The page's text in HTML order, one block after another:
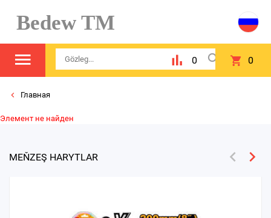
Bedew TM
0 0
Главная
Элемент не найден
MEŇZEŞ HARYTLAR